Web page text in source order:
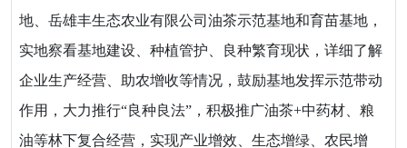
地、岳雄丰生态农业有限公司油茶示范基地和育苗基地，
实地察看基地建设、种植管护、良种繁育现状，详细了解
企业生产经营、助农增收等情况，鼓励基地发挥示范带动
作用，大力推行“良种良法”，积极推广油茶+中药材、粮
油等林下复合经营，实现产业增效、生态增绿、农民增